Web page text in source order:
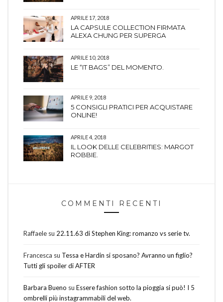
APRILE 17, 2018
LA CAPSULE COLLECTION FIRMATA
ALEXA CHUNG PER SUPERGA
APRILE 10, 2018
LE “IT BAGS” DEL MOMENTO.
APRILE 9, 2018
5 CONSIGLI PRATICI PER ACQUISTARE
ONLINE!
APRILE 4, 2018
IL LOOK DELLE CELEBRITIES: MARGOT
ROBBIE.
COMMENTI RECENTI
Raffaele su 22.11.63 di Stephen King: romanzo vs serie tv.
Francesca su Tessa e Hardin si sposano? Avranno un figlio?
Tutti gli spoiler di AFTER
Barbara Bueno su Essere fashion sotto la pioggia si può! I 5
ombrelli più instagrammabili del web.